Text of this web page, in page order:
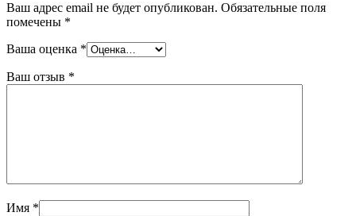
Ваш адрес email не будет опубликован. Обязательные поля
помечены *
Ваша оценка *
Ваш отзыв *
Имя *